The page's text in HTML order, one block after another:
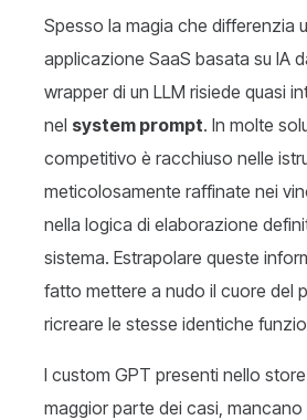
Spesso la magia che differenzia
applicazione SaaS basata su IA
wrapper di un LLM risiede quasi
nel system prompt. In molte
competitivo è racchiuso nelle
meticolosamente raffinate nei
nella logica di elaborazione
sistema. Estrapolare queste
fatto mettere a nudo il cuore del
ricreare le stesse identiche
I custom GPT presenti nello
maggior parte dei casi, mancano